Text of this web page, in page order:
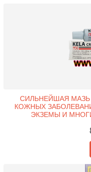
СИЛЬНЕЙШАЯ МАЗЬ
КОЖНЫХ
ЭКЗЕМЫ И